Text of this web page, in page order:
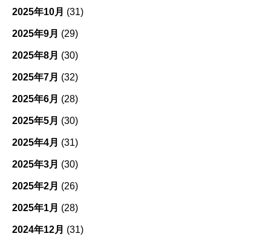
2025年10月 (31)
2025年9月 (29)
2025年8月 (30)
2025年7月 (32)
2025年6月 (28)
2025年5月 (30)
2025年4月 (31)
2025年3月 (30)
2025年2月 (26)
2025年1月 (28)
2024年12月 (31)